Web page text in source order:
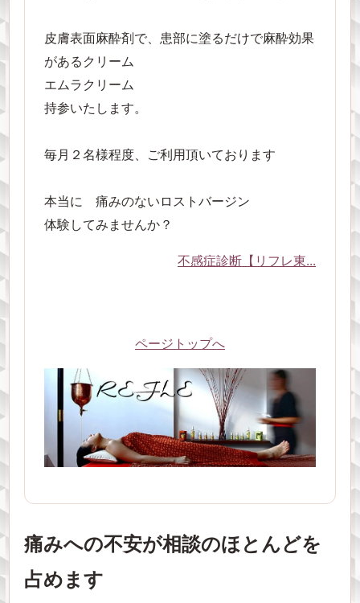
皮膚表面麻酔剤で、患部に塗るだけで麻酔効果
があるクリーム
エムラクリーム
持参いたします。
毎月２名様程度、ご利用頂いております
本当に 痛みのないロストバージン
体験してみませんか？
不感症診断【リフレ東...
ページトップへ
痛みへの不安が相談のほとんどを
占めます